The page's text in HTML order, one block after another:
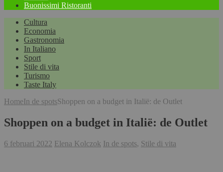
Buonissimi Ristoranti
Cultura
Economia
Gastronomia
In Italiano
Sport
Stile di vita
Turismo
Taste Italy
HomeIn de spotsShoppen on a budget in Italië: de Outlet
Shoppen on a budget in Italië: de Outlet
6 februari 2022 Elena Kolczok In de spots, Stile di vita